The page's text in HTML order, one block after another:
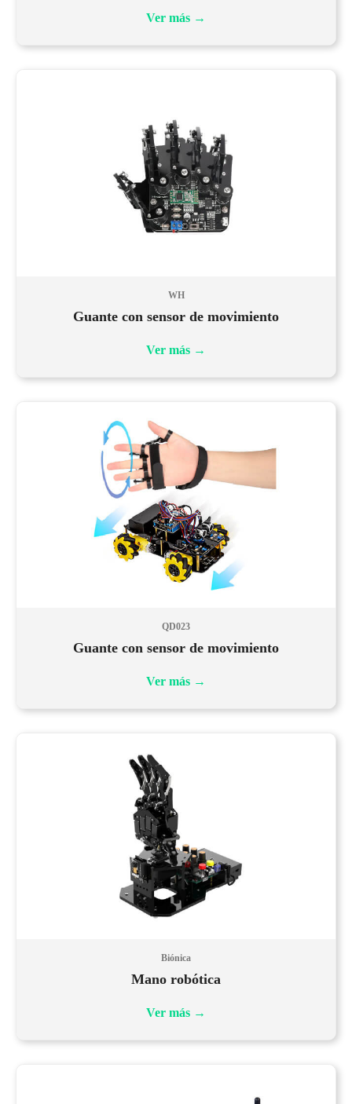
Ver más →
WH
Guante con sensor de movimiento
Ver más →
QD023
Guante con sensor de movimiento
Ver más →
Biónica
Mano robótica
Ver más →